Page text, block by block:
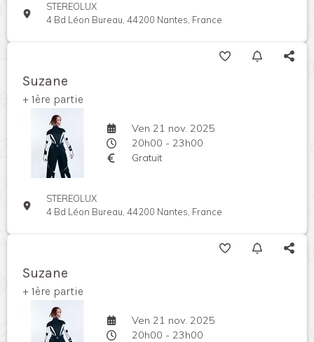
STEREOLUX
4 Bd Léon Bureau, 44200 Nantes, France
Suzane
+ 1ère partie
Ven 21 nov. 2025
20h00 - 23h00
Gratuit
STEREOLUX
4 Bd Léon Bureau, 44200 Nantes, France
Suzane
+ 1ère partie
Ven 21 nov. 2025
20h00 - 23h00